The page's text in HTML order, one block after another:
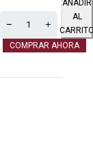
AÑADIR
AL
COMPRAR AHORA